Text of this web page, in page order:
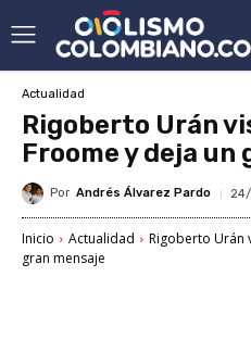
Actualidad
Rigoberto Urán
Froome y deja un
Por Andrés Álvarez Pardo
Inicio Actualidad
Rigoberto Urán
gran mensaje